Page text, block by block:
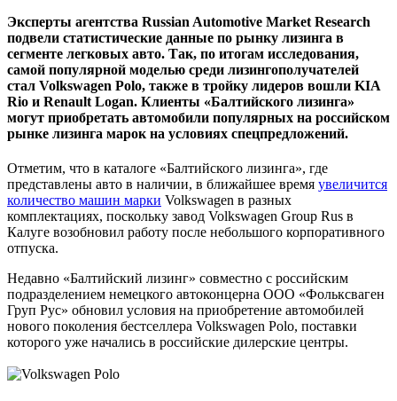
Эксперты агентства Russian Automotive Market Research
подвели статистические данные по рынку лизинга в
сегменте легковых авто. Так, по итогам исследования,
самой популярной моделью среди лизингополучателей
стал Volkswagen Polo, также в тройку лидеров вошли KIA
Rio и Renault Logan. Клиенты «Балтийского лизинга»
могут приобретать автомобили популярных на российском
рынке лизинга марок на условиях спецпредложений.
Отметим, что в каталоге «Балтийского лизинга», где
представлены авто в наличии, в ближайшее время увеличится
количество машин марки Volkswagen в разных
комплектациях, поскольку завод Volkswagen Group Rus в
Калуге возобновил работу после небольшого корпоративного
отпуска.
Недавно «Балтийский лизинг» совместно с российским
подразделением немецкого автоконцерна ООО «Фольксваген
Груп Рус» обновил условия на приобретение автомобилей
нового поколения бестселлера Volkswagen Polo, поставки
которого уже начались в российские дилерские центры.